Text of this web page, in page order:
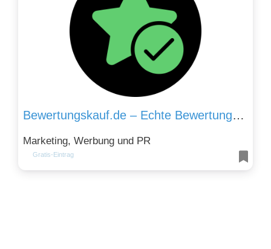
Bewertungskauf.de – Echte Bewertungen kaufen war noch nie so einfach!
Marketing, Werbung und PR
Gratis-Eintrag